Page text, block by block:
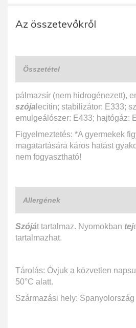
Az összetevőkről
Összetétel
pálmazsír (nem hidrogénezett),
szója lecitin; stabilizátor: E333;
emulgeálószer: E433; hajtógáz:
Figyelmeztetés: *A gyermekek
magatartására káros hatást
nem fogyasztható!
Allergének
Szóját tartalmaz. Nyomokban tej
tartalmazhat.
Tárolás: Óvjuk a közvetlen
50°C alatt.
Származási hely: Spanyolország